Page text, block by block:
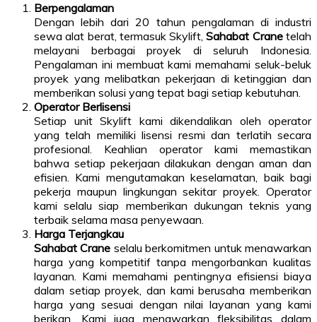
Berpengalaman
Dengan lebih dari 20 tahun pengalaman di industri
sewa alat berat, termasuk Skylift,Sahabat Cranetelah
melayani berbagai proyek di seluruh Indonesia.
Pengalaman ini membuat kami memahami seluk-beluk
proyek yang melibatkan pekerjaan di ketinggian dan
memberikan solusi yang tepat bagi setiap kebutuhan.
Operator Berlisensi
Setiap unit Skylift kami dikendalikan oleh operator
yang telah memiliki lisensi resmi dan terlatih secara
profesional. Keahlian operator kami memastikan
bahwa setiap pekerjaan dilakukan dengan aman dan
efisien. Kami mengutamakan keselamatan, baik bagi
pekerja maupun lingkungan sekitar proyek. Operator
kami selalu siap memberikan dukungan teknis yang
terbaik selama masa penyewaan.
Harga Terjangkau
Sahabat Crane selalu berkomitmen untuk menawarkan
harga yang kompetitif tanpa mengorbankan kualitas
layanan. Kami memahami pentingnya efisiensi biaya
dalam setiap proyek, dan kami berusaha memberikan
harga yang sesuai dengan nilai layanan yang kami
berikan. Kami juga menawarkan fleksibilitas dalam